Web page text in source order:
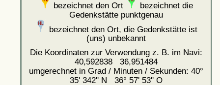
bezeichnet den Ort
bezeichnet die
Gedenkstätte punktgenau
bezeichnet den Ort, die Gedenkstätte ist
(uns) unbekannt
Die Koordinaten zur Verwendung z. B. im Navi:
40,592838 36,951484
umgerechnet in Grad / Minuten / Sekunden: 40°
35' 342'' N 36° 57' 53'' O